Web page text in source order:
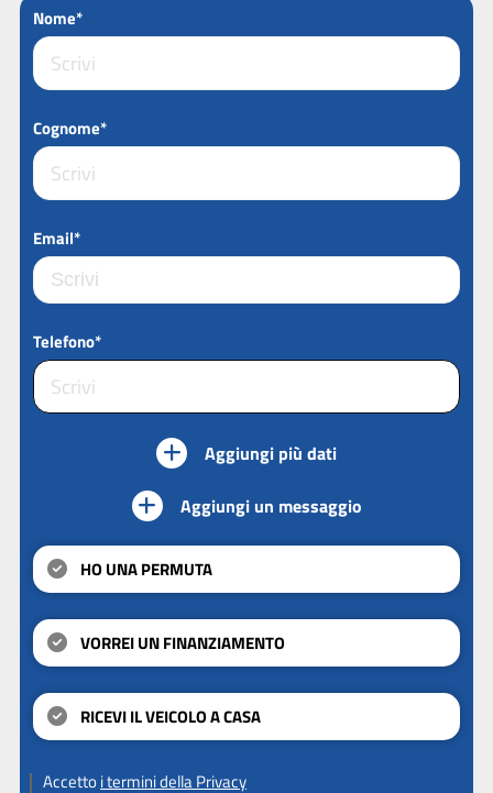
Nome*
Cognome*
Email*
Telefono*
Aggiungi più dati
Aggiungi un messaggio
HO UNA PERMUTA
VORREI UN FINANZIAMENTO
RICEVI IL VEICOLO A CASA
Accettoi termini della Privacy